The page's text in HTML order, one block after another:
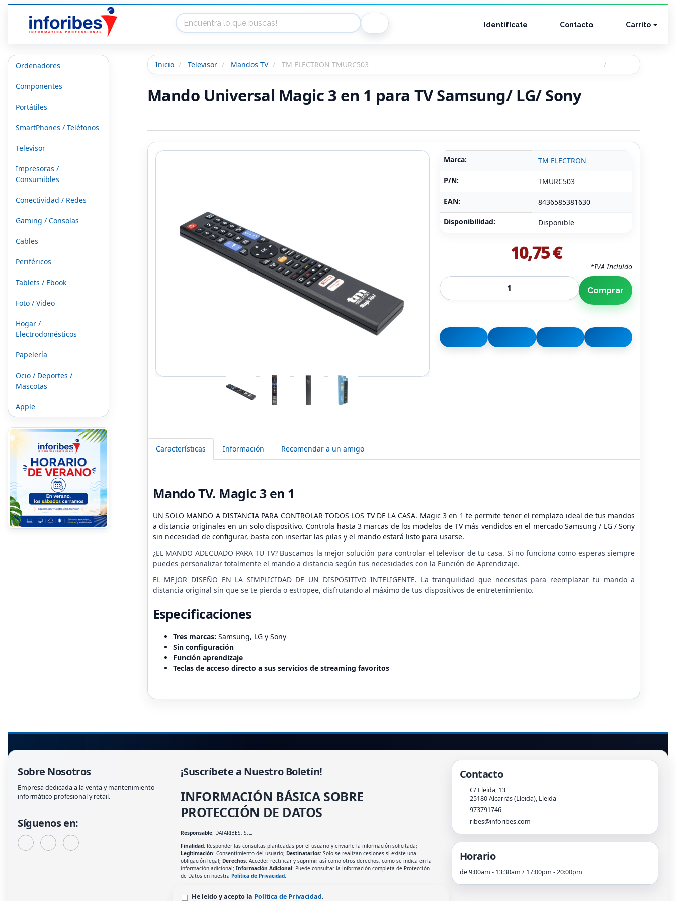
Identifícate Contacto Carrito
Ordenadores
Componentes
Portátiles
SmartPhones / Teléfonos
Televisor
Impresoras /
Consumibles
Conectividad / Redes
Gaming / Consolas
Cables
Periféricos
Tablets / Ebook
Foto / Video
Hogar /
Electrodomésticos
Papelería
Ocio / Deportes /
Mascotas
Apple
Inicio Televisor Mandos TV TM ELECTRON TMURC503
Mando Universal Magic 3 en 1 para TV Samsung/ LG/ Sony
Marca: TM ELECTRON
P/N: TMURC503
EAN: 8436585381630
Disponibilidad: Disponible
10,75 €
*IVA Incluido
Comprar
Características Información Recomendar a un amigo
Mando TV. Magic 3 en 1
UN SOLO MANDO A DISTANCIA PARA CONTROLAR TODOS LOS TV DE LA CASA. Magic 3 en 1 te permite tener el remplazo ideal de tus mandos
a distancia originales en un solo dispositivo. Controla hasta 3 marcas de los modelos de TV más vendidos en el mercado Samsung / LG / Sony
sin necesidad de configurar, basta con insertar las pilas y el mando estará listo para usarse.
¿EL MANDO ADECUADO PARA TU TV? Buscamos la mejor solución para controlar el televisor de tu casa. Si no funciona como esperas siempre
puedes personalizar totalmente el mando a distancia según tus necesidades con la Función de Aprendizaje.
EL MEJOR DISEÑO EN LA SIMPLICIDAD DE UN DISPOSITIVO INTELIGENTE. La tranquilidad que necesitas para reemplazar tu mando a
distancia original sin que se te pierda o estropee, disfrutando al máximo de tus dispositivos de entretenimiento.
Especificaciones
Tres marcas: Samsung, LG y Sony
Sin configuración
Función aprendizaje
Teclas de acceso directo a sus servicios de streaming favoritos
Sobre Nosotros
Empresa dedicada a la venta y mantenimiento
informàtico profesional y retail.
Síguenos en:
¡Suscríbete a Nuestro Boletín!
INFORMACIÓN BÁSICA SOBRE
PROTECCIÓN DE DATOS
Responsable: DATARIBES, S.L.
Finalidad: Responder las consultas planteadas por el usuario y enviarle la información solicitada;
Legitimación: Consentimiento del usuario; Destinatarios: Solo se realizan cesiones si existe una
obligación legal; Derechos: Acceder, rectificar y suprimir, así como otros derechos, como se indica en la
información adicional; Información Adicional: Puede consultar la información completa de Protección
de Datos en nuestra Política de Privacidad.
He leído y acepto la Política de Privacidad.
Contacto
C/ Lleida, 13
25180Alcarràs (Lleida), Lleida
973791746
ribes@inforibes.com
Horario
de 9:00am - 13:30am / 17:00pm - 20:00pm